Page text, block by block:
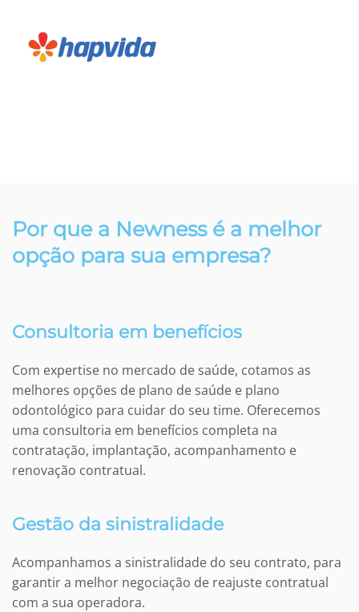
Por que a Newness é a melhor
opção para sua empresa?
Consultoria em benefícios
Com expertise no mercado de saúde, cotamos as
melhores opções de plano de saúde e plano
odontológico para cuidar do seu time. Oferecemos
uma consultoria em benefícios completa na
contratação, implantação, acompanhamento e
renovação contratual.
Gestão da sinistralidade
Acompanhamos a sinistralidade do seu contrato, para
garantir a melhor negociação de reajuste contratual
com a sua operadora.